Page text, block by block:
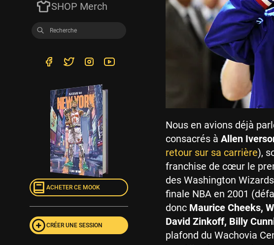
Nous en avions déjà
consacrés à Allen
retour sur sa carrière),
franchise de cœur le
des Washington
finale NBA en 2001
donc Maurice Cheeks,
David Zinkoff, Billy
plafond du Wachovia
SHOP Merch
ACHETER CE MOOK
CRÉER UNE SESSION